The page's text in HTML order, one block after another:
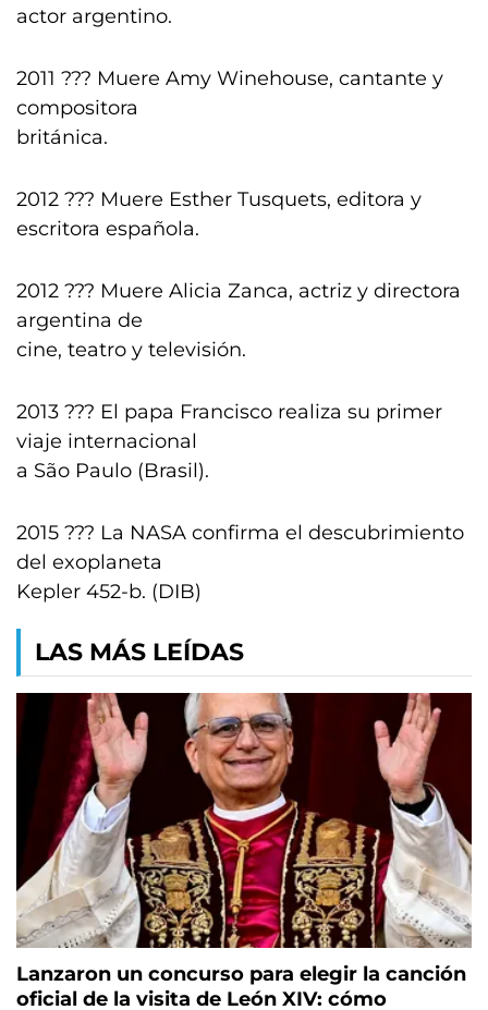
actor argentino.
2011 ??? Muere Amy Winehouse, cantante y
compositora
británica.
2012 ??? Muere Esther Tusquets, editora y
escritora española.
2012 ??? Muere Alicia Zanca, actriz y directora
argentina de
cine, teatro y televisión.
2013 ??? El papa Francisco realiza su primer
viaje internacional
a São Paulo (Brasil).
2015 ??? La NASA confirma el descubrimiento
del exoplaneta
Kepler 452-b. (DIB)
LAS MÁS LEÍDAS
Lanzaron un concurso para elegir la canción
oficial de la visita de León XIV: cómo